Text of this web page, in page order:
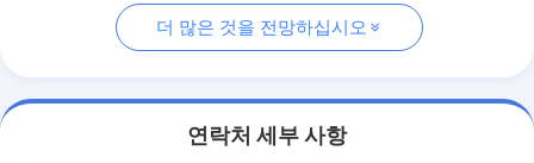
더 많은 것을 전망하십시오
연락처 세부 사항